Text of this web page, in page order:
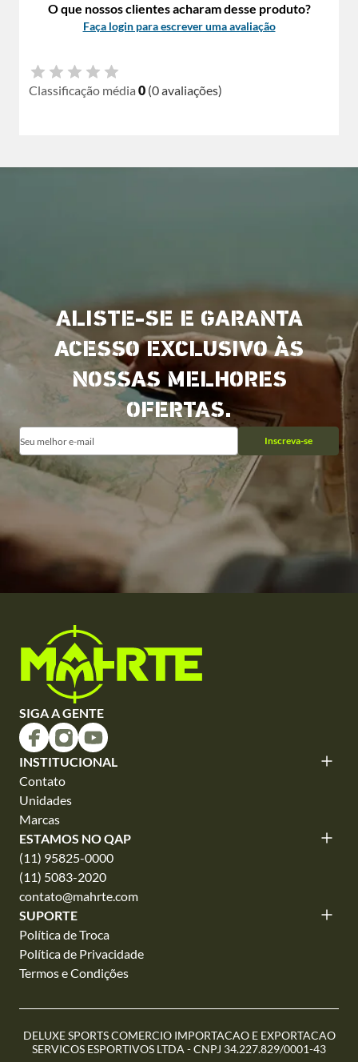
O que nossos clientes acharam desse produto?
Faça login para escrever uma avaliação
Classificação média 0 (0 avaliações)
ALISTE-SE E GARANTA
ACESSO EXCLUSIVO ÀS
NOSSAS MELHORES
OFERTAS.
Inscreva-se
SIGA A GENTE
INSTITUCIONAL
Contato
Unidades
Marcas
ESTAMOS NO QAP
(11) 95825-0000
(11) 5083-2020
contato@mahrte.com
SUPORTE
Política de Troca
Política de Privacidade
Termos e Condições
DELUXE SPORTS COMERCIO IMPORTACAO E EXPORTACAO
SERVICOS ESPORTIVOS LTDA - CNPJ 34.227.829/0001-43